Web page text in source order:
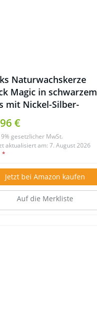
Naturwachskerze
Magic in schwarzem
mit Nickel-Silber-
Bergamotte, Rose,
Lavendel und
235 g, in
€
gesetzlicher MwSt.
aktualisiert am: 7. August 2026
*
Jetzt bei Amazon kaufen
Auf die Merkliste